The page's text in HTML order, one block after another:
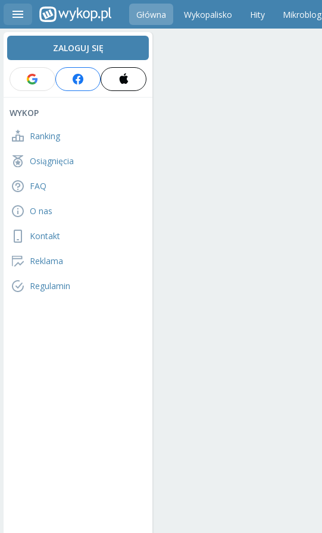
Główna Wykopalisko Hity Mikroblog
ZALOGUJ SIĘ
WYKOP
Ranking
Osiągnięcia
FAQ
O nas
Kontakt
Reklama
Regulamin